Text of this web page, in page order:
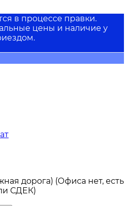
в процессе правки.
цены и наличие у
дорога) (Офиса нет, есть
СДЕК)